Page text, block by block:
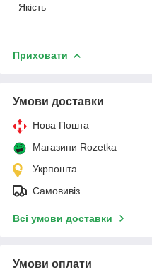
Якість
Приховати
Умови доставки
Нова Пошта
Магазини Rozetka
Укрпошта
Самовивіз
Всі умови доставки
Умови оплати